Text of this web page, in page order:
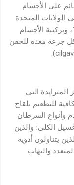
على الأجسام
المتحدة
لأغراض الوقاية قبل التعرض لفيروس كوفيد-19، وتركيبة الأجسام
جرعة معدة للحقن
المتزايدة التي
للتطعيم بلقاح
وأنواع السرطان
الكلى؛ والذين
يتناولون أدوية
والتهاب